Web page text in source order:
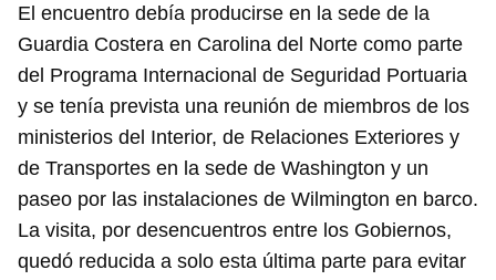
El encuentro debía producirse en la sede de la
Guardia Costera en Carolina del Norte como parte
del Programa Internacional de Seguridad Portuaria
y se tenía prevista una reunión de miembros de los
ministerios del Interior, de Relaciones Exteriores y
de Transportes en la sede de Washington y un
paseo por las instalaciones de Wilmington en barco.
La visita, por desencuentros entre los Gobiernos,
quedó reducida a solo esta última parte para evitar